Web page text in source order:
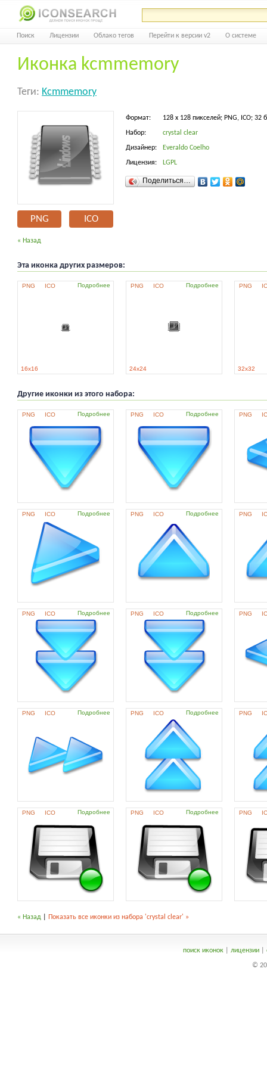
Поиск Лицензии Облако тегов Перейти к версии v2 О системе
Иконка kcmmemory
Теги: Kcmmemory
PNG ICO
Формат: 128 x 128 пикселей; PNG, ICO; 32
Набор: crystal clear
Дизайнер: Everaldo Coelho
Лицензия: LGPL
Поделиться…
« Назад
Эта иконка других размеров:
PNG ICO Подробнее
16x16
PNG ICO Подробнее
24x24
PNG
32x32
Другие иконки из этого набора:
PNG ICO Подробнее PNG ICO Подробнее PNG
PNG ICO Подробнее PNG ICO Подробнее PNG
PNG ICO Подробнее PNG ICO Подробнее PNG
PNG ICO Подробнее PNG ICO Подробнее PNG
PNG ICO Подробнее PNG ICO Подробнее PNG
« Назад Показать все иконки из набора 'crystal clear' »
поиск иконок| лицензии|
©